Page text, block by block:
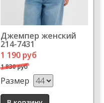
Джемпер женский
214-7431
1 190 руб
1 830 руб
Размер